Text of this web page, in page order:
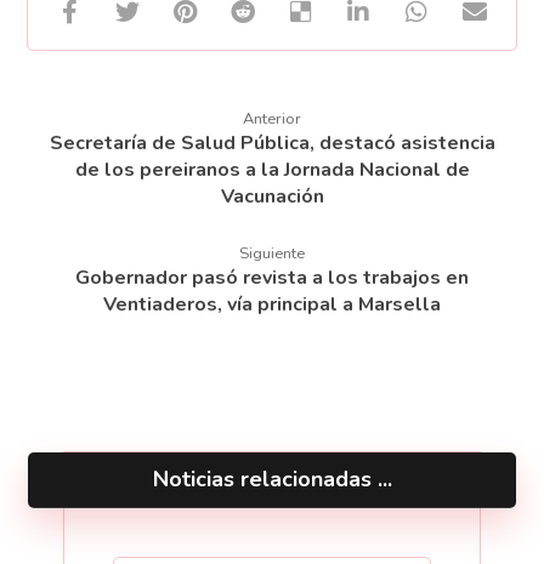
Anterior
Secretaría de Salud Pública, destacó asistencia
de los pereiranos a la Jornada Nacional de
Vacunación
Siguiente
Gobernador pasó revista a los trabajos en
Ventiaderos, vía principal a Marsella
Noticias relacionadas ...